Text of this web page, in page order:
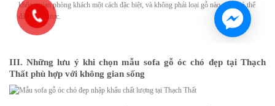
III. Những lưu ý khi chọn mẫu sofa gỗ óc chó đẹp tại Thạch
Thất phù hợp với không gian sống